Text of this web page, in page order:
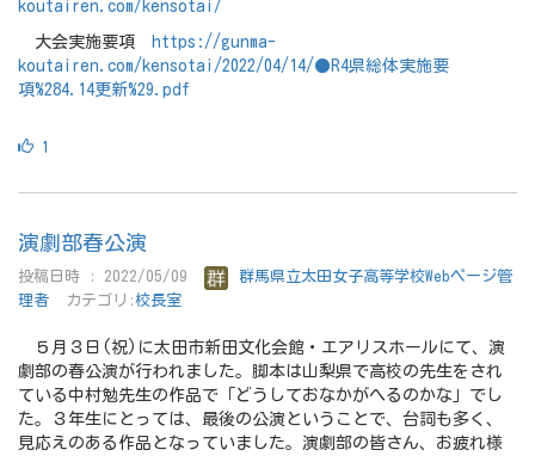
koutairen.com/kensotai/
大会実施要項
https://gunma-
koutairen.com/kensotai/2022/04/14/●R4県総体実施要
項%284.14更新%29.pdf
1
演劇部春公演
投稿日時 : 2022/05/09
群馬県立太田女子高等学校Webページ管
理者 カテゴリ:校長室
５月３日(祝)に太田市新田文化会館・エアリスホールにて、演
劇部の春公演が行われました。脚本は山梨県で高校の先生をされ
ている中村勉先生の作品で「どうしておなかがへるのかな」でし
た。３年生にとっては、最後の公演ということで、台詞も多く、
見応えのある作品となっていました。演劇部の皆さん、お疲れ様